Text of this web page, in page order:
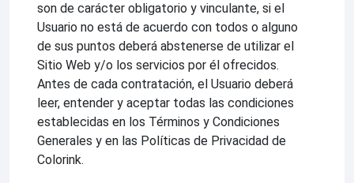
son de carácter obligatorio y vinculante, si el
Usuario no está de acuerdo con todos o alguno
de sus puntos deberá abstenerse de utilizar el
Sitio Web y/o los servicios por él ofrecidos.
Antes de cada contratación, el Usuario deberá
leer, entender y aceptar todas las condiciones
establecidas en los Términos y Condiciones
Generales y en las Políticas de Privacidad de
Colorink.